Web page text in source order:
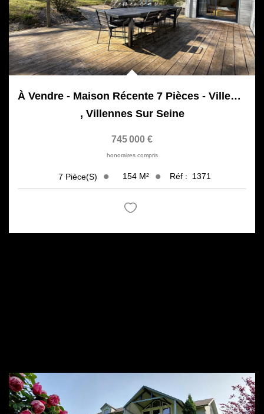
À Vendre - Maison Récente 7 Pièces - Villennes-Sur-Seine
, Villennes Sur Seine
745 000 €
honoraires compris
7 Pièce(s) 154 M² Réf : 1371